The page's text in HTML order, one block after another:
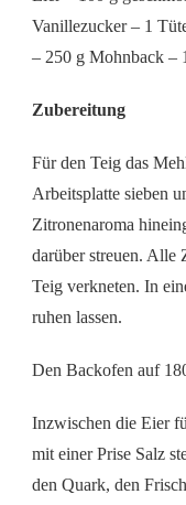
Vanillezucker – 1
– 250 g Mohnback –
Zubereitung
Für den Teig das
Arbeitsplatte sieben
Zitronenaroma
darüber streuen. Alle
Teig verkneten. In
ruhen lassen.
Den Backofen auf
Inzwischen die Eier
mit einer Prise Salz
den Quark, den